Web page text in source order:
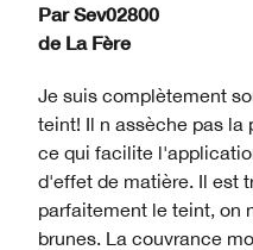
Par Sev02800
de La Fère
Je suis complètement
teint! Il n assèche pas la
ce qui facilite
d'effet de matière. Il est
parfaitement le teint, on
brunes. La couvrance